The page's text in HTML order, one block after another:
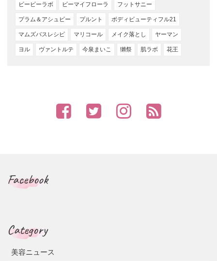
ビービーラボ ビーマイフローラ フットサニー
プラム＆アシュビー プルント ボディビューティフル21
マムズバスレシピ マリコール メイク落とし ヤーマン
ヨル ヴァントルテ 今泉まいこ 獺祭 肌ラボ 花王
Facebook
Category
美容ニュース